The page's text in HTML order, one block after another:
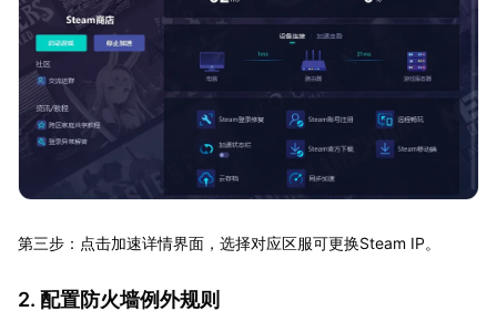
第三步：点击加速详情界面，选择对应区服可更换Steam IP。
2. 配置防火墙例外规则